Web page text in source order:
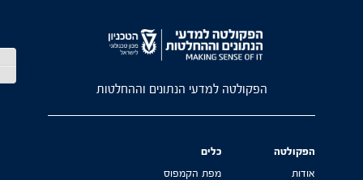
הפקולטה למדעי הנתונים וההחלטות
הפקולטה
אודות
כלים
מפת הקמפוס